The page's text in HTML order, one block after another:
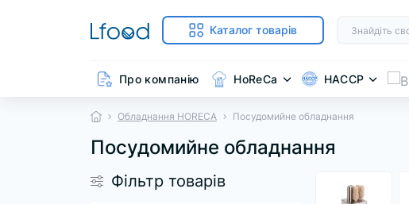
Каталог товарів
Про компанію HoReCa HACCP
Обладнання HORECA Посудомийне обладнання
Посудомийне обладнання
Фільтр товарів